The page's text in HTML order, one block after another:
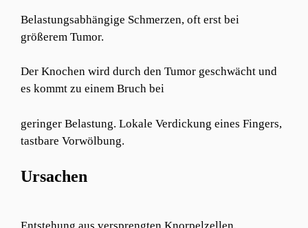
Belastungsabhängige Schmerzen, oft erst bei
größerem Tumor.
Der Knochen wird durch den Tumor geschwächt und
es kommt zu einem Bruch bei
geringer Belastung. Lokale Verdickung eines Fingers,
tastbare Vorwölbung.
Ursachen